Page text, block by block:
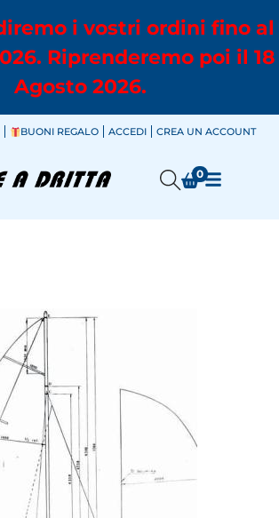
i vostri ordini fino al
Riprenderemo poi il 18
Agosto 2026.
BUONI REGALO ACCEDI CREA UN ACCOUNT
0